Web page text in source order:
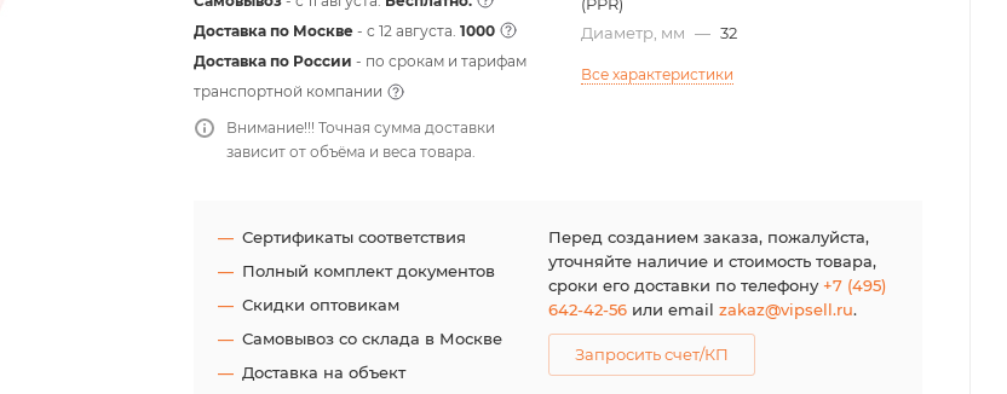
Доставка по Москве - c 12 августа. 1000
Доставка по России - по срокам и тарифам
транспортной компании
Внимание!!! Точная сумма доставки
зависит от объёма и веса товара.
Диаметр, мм — 32
Все характеристики
Сертификаты соответствия
Полный комплект документов
Скидки оптовикам
Самовывоз со склада в Москве
Доставка на объект
Перед созданием заказа, пожалуйста,
уточняйте наличие и стоимость товара,
сроки его доставки по телефону+7 (495)
642-42-56или email zakaz@vipsell.ru.
Запросить счет/КП